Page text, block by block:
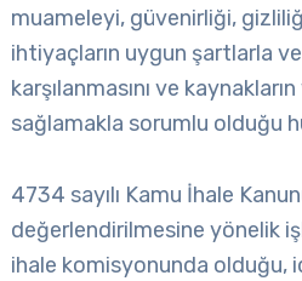
muameleyi, güvenirliği,
ihtiyaçların uygun şartlarla
karşılanmasını ve
sağlamakla sorumlu olduğu
4734 sayılı Kamu İhale
değerlendirilmesine yönelik
ihale komisyonunda olduğu,